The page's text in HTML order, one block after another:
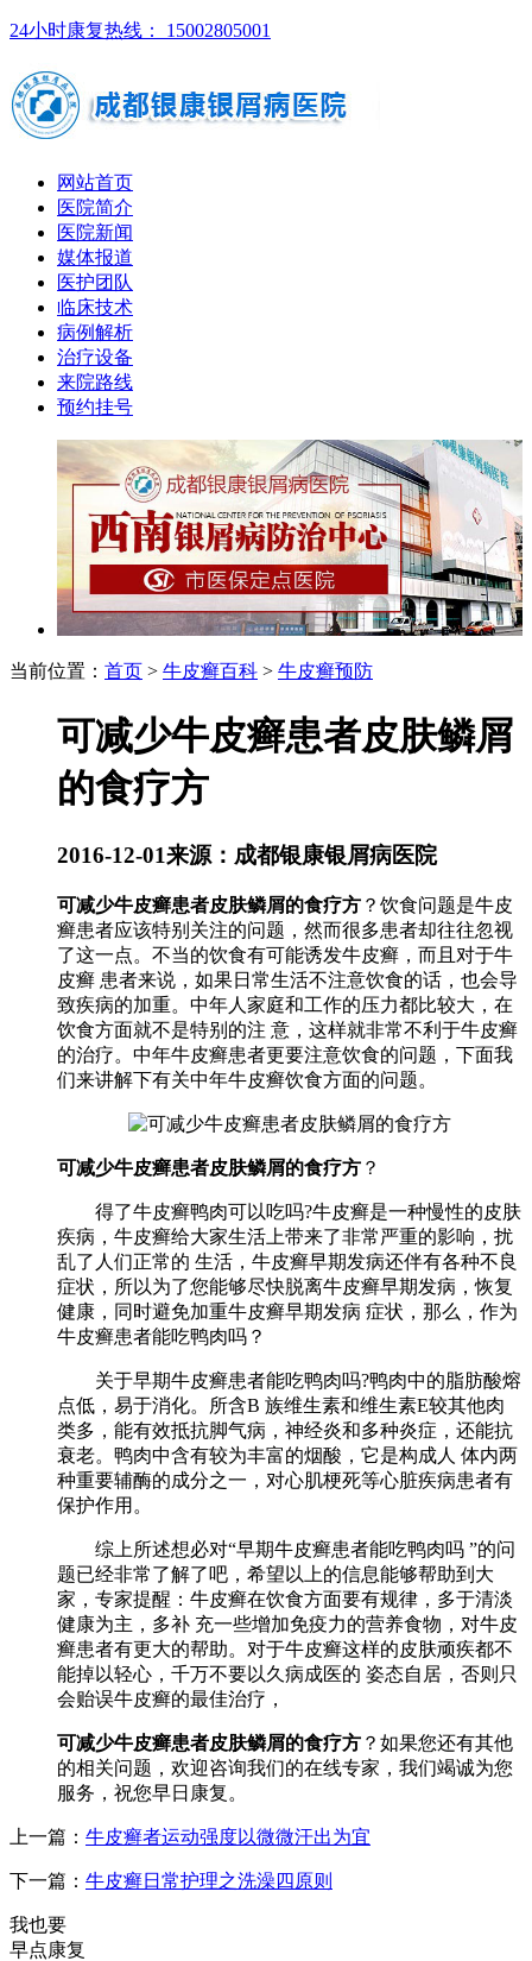
24小时康复热线： 15002805001
网站首页
医院简介
医院新闻
媒体报道
医护团队
临床技术
病例解析
治疗设备
来院路线
预约挂号
当前位置： 首页 > 牛皮癣百科 > 牛皮癣预防
可减少牛皮癣患者皮肤鳞屑
的食疗方
2016-12-01来源：成都银康银屑病医院
可减少牛皮癣患者皮肤鳞屑的食疗方 ？饮食问题是牛皮
癣患者应该特别关注的问题，然而很多患者却往往忽视
了这一点。不当的饮食有可能诱发牛皮癣，而且对于牛
皮癣 患者来说，如果日常生活不注意饮食的话，也会导
致疾病的加重。中年人家庭和工作的压力都比较大，在
饮食方面就不是特别的注 意，这样就非常不利于牛皮癣
的治疗。中年牛皮癣患者更要注意饮食的问题，下面我
们来讲解下有关中年牛皮癣饮食方面的问题。
可减少牛皮癣患者皮肤鳞屑的食疗方 ？
得了牛皮癣鸭肉可以吃吗?牛皮癣是一种慢性的皮肤
疾病，牛皮癣给大家生活上带来了非常严重的影响，扰
乱了人们正常的 生活，牛皮癣早期发病还伴有各种不良
症状，所以为了您能够尽快脱离牛皮癣早期发病，恢复
健康，同时避免加重牛皮癣早期发病 症状，那么，作为
牛皮癣患者能吃鸭肉吗？
关于早期牛皮癣患者能吃鸭肉吗?鸭肉中的脂肪酸熔
点低，易于消化。所含B 族维生素和维生素E较其他肉
类多，能有效抵抗脚气病，神经炎和多种炎症，还能抗
衰老。鸭肉中含有较为丰富的烟酸，它是构成人 体内两
种重要辅酶的成分之一，对心肌梗死等心脏疾病患者有
保护作用。
综上所述想必对“早期牛皮癣患者能吃鸭肉吗 ”的问
题已经非常了解了吧，希望以上的信息能够帮助到大
家，专家提醒：牛皮癣在饮食方面要有规律，多于清淡
健康为主，多补 充一些增加免疫力的营养食物，对牛皮
癣患者有更大的帮助。对于牛皮癣这样的皮肤顽疾都不
能掉以轻心，千万不要以久病成医的 姿态自居，否则只
会贻误牛皮癣的最佳治疗，
可减少牛皮癣患者皮肤鳞屑的食疗方 ？如果您还有其他
的相关问题，欢迎咨询我们的在线专家，我们竭诚为您
服务，祝您早日康复。
上一篇： 牛皮癣者运动强度以微微汗出为宜
下一篇： 牛皮癣日常护理之洗澡四原则
我也要
早点康复